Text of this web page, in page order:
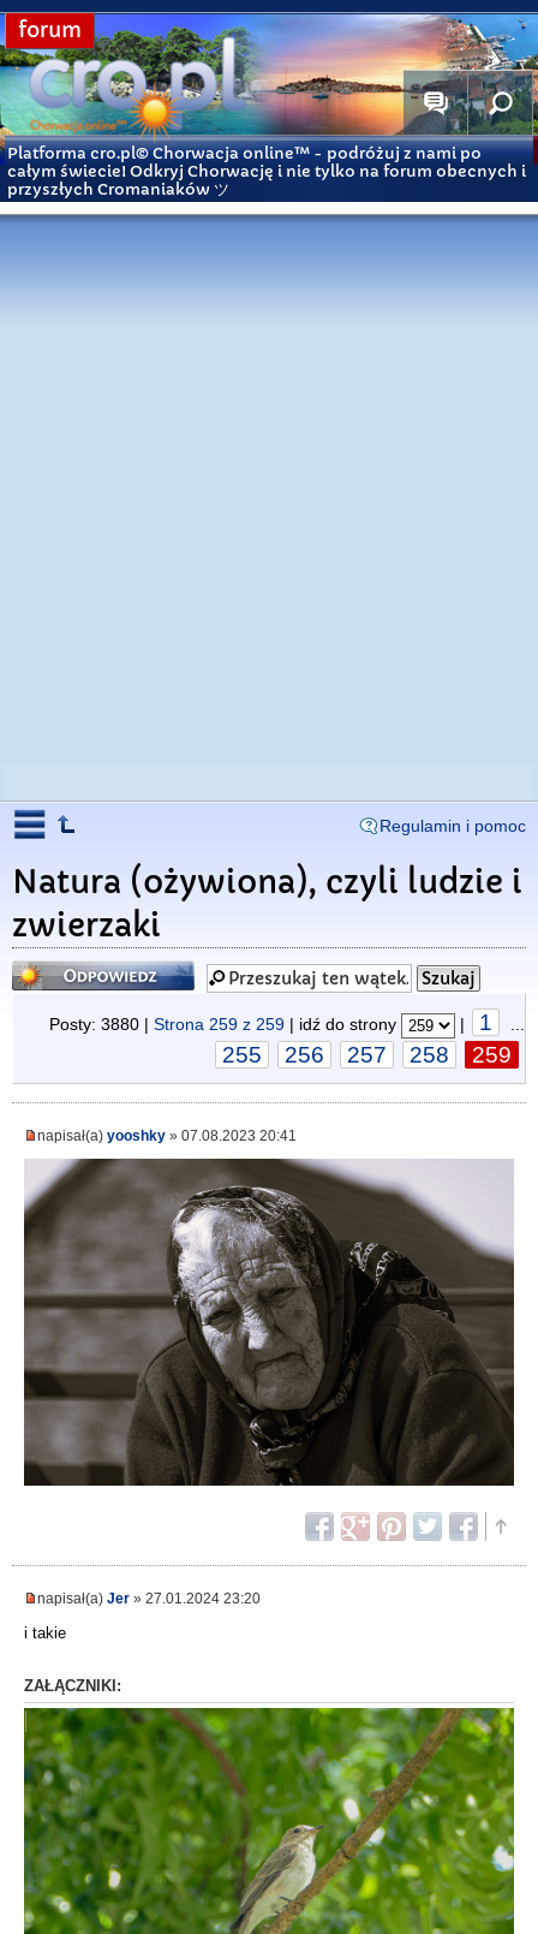
forum
Platforma cro.pl© Chorwacja online™ - podróżuj z nami po
całym świecie! Odkryj Chorwację i nie tylko na forum obecnych i
przyszłych Cromaniaków ツ
Regulamin i pomoc
Natura (ożywiona), czyli ludzie i
zwierzaki
Odpowiedz
Posty: 3880 | Strona 259 z 259 | idź do strony | 1
255 256 257 258 259
napisał(a) yooshky » 07.08.2023 20:41
napisał(a) Jer » 27.01.2024 23:20
i takie
ZAŁĄCZNIKI: